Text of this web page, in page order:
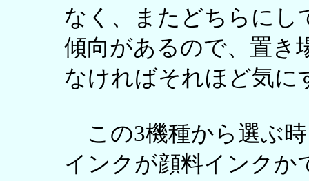
なく、またどちらにし
傾向があるので、置き
なければそれほど気に
この3機種から選ぶ
インクが顔料インクか